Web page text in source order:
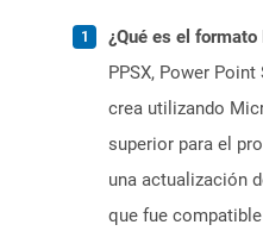
¿Qué es el formato
PPSX, Power
crea utilizando
superior para el
una actualización
que fue